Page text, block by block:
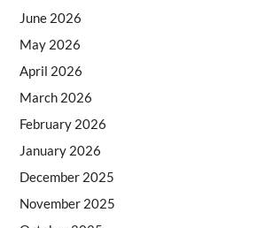
June 2026
May 2026
April 2026
March 2026
February 2026
January 2026
December 2025
November 2025